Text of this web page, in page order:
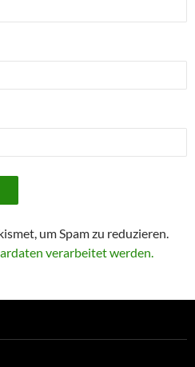
um Spam zu reduzieren.
verarbeitet werden.